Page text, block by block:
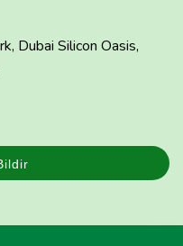
Dubai Silicon Oasis,